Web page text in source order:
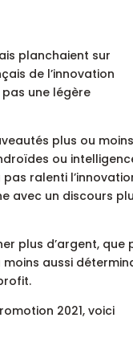
planchaient sur
de l’innovation
une légère
plus ou moins
ou
ralenti
avec un discours
plus d’argent, que
moins aussi
2021, voici